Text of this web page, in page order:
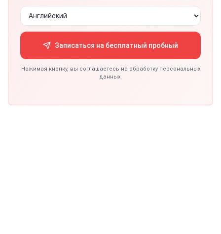
Записаться на бесплатный пробный
Нажимая кнопку, вы соглашаетесь на обработку персональных
данных.